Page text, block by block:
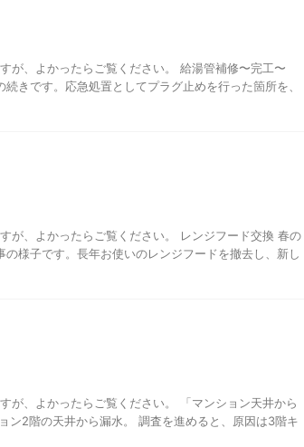
が、よかったらご覧ください。 給湯管補修〜完工〜
きです。応急処置としてプラグ止めを行った箇所を、
が、よかったらご覧ください。 レンジフード交換 春の
様子です。長年お使いのレンジフードを撤去し、新し
が、よかったらご覧ください。 「マンション天井から
ン2階の天井から漏水。 調査を進めると、原因は3階キ